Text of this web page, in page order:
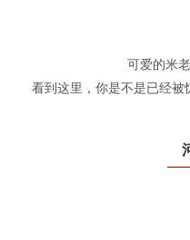
可爱的米
看到这里，你是不是已经被